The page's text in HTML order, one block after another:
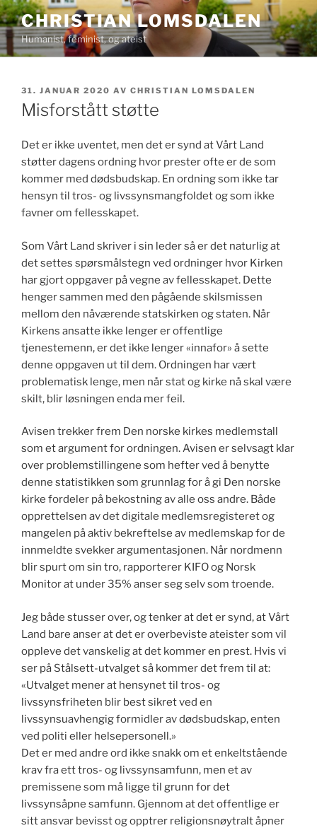
Gå
til
innhold
CHRISTIAN LOMSDALEN
Humanist, feminist, og ateist
PUBLISERT
31. JANUAR 2020 AV CHRISTIAN LOMSDALEN
Misforstått støtte
Det er ikke uventet, men det er synd at Vårt Land
støtter dagens ordning hvor prester ofte er de som
kommer med dødsbudskap. En ordning som ikke tar
hensyn til tros- og livssynsmangfoldet og som ikke
favner om fellesskapet.
Som Vårt Land skriver i sin leder så er det naturlig at
det settes spørsmålstegn ved ordninger hvor Kirken
har gjort oppgaver på vegne av fellesskapet. Dette
henger sammen med den pågående skilsmissen
mellom den nåværende statskirken og staten. Når
Kirkens ansatte ikke lenger er offentlige
tjenestemenn, er det ikke lenger «innafor» å sette
denne oppgaven ut til dem. Ordningen har vært
problematisk lenge, men når stat og kirke nå skal være
skilt, blir løsningen enda mer feil.
Avisen trekker frem Den norske kirkes medlemstall
som et argument for ordningen. Avisen er selvsagt klar
over problemstillingene som hefter ved å benytte
denne statistikken som grunnlag for å gi Den norske
kirke fordeler på bekostning av alle oss andre. Både
opprettelsen av det digitale medlemsregisteret og
mangelen på aktiv bekreftelse av medlemskap for de
innmeldte svekker argumentasjonen. Når nordmenn
blir spurt om sin tro, rapporterer KIFO og Norsk
Monitor at under 35% anser seg selv som troende.
Jeg både stusser over, og tenker at det er synd, at Vårt
Land bare anser at det er overbeviste ateister som vil
oppleve det vanskelig at det kommer en prest. Hvis vi
ser på Stålsett-utvalget så kommer det frem til at:
«Utvalget mener at hensynet til tros- og
livssynsfriheten blir best sikret ved en
livssynsuavhengig formidler av dødsbudskap, enten
ved politi eller helsepersonell.»
Det er med andre ord ikke snakk om et enkeltstående
krav fra ett tros- og livssynsamfunn, men et av
premissene som må ligge til grunn for det
livssynsåpne samfunn. Gjennom at det offentlige er
sitt ansvar bevisst og opptrer religionsnøytralt åpner